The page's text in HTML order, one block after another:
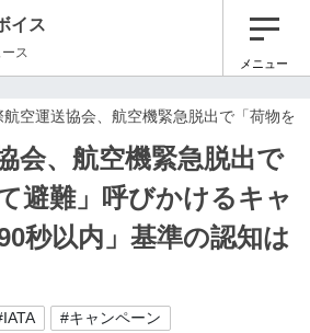
イス
ス
メニュー
航空運送協会、航空機緊急脱出で「荷物を
会、航空機緊急脱出で
避難」呼びかけるキャ
秒以内」基準の認知は
#キャンペーン